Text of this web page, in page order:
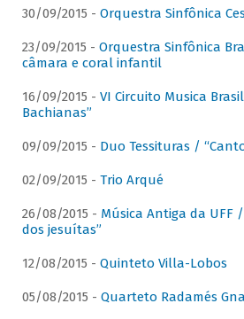
30/09/2015 - Orquestra Sinfônica
23/09/2015 - Orquestra Sinfônica
câmara e coral infantil
16/09/2015 - VI Circuito Musica
Bachianas”
09/09/2015 - Duo Tessituras /
02/09/2015 - Trio Arqué
26/08/2015 - Música Antiga da UFF
dos jesuítas”
12/08/2015 - Quinteto Villa-Lobos
05/08/2015 - Quarteto Radamés